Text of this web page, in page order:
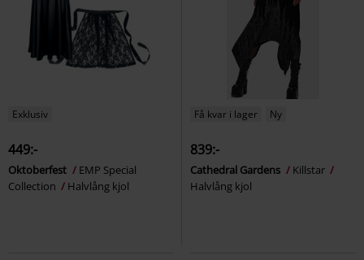
Exklusiv
449:-
Oktoberfest
EMP Special
Collection
Halvlång kjol
Få kvar i lager Ny
839:-
Cathedral Gardens
Killstar
Halvlång kjol